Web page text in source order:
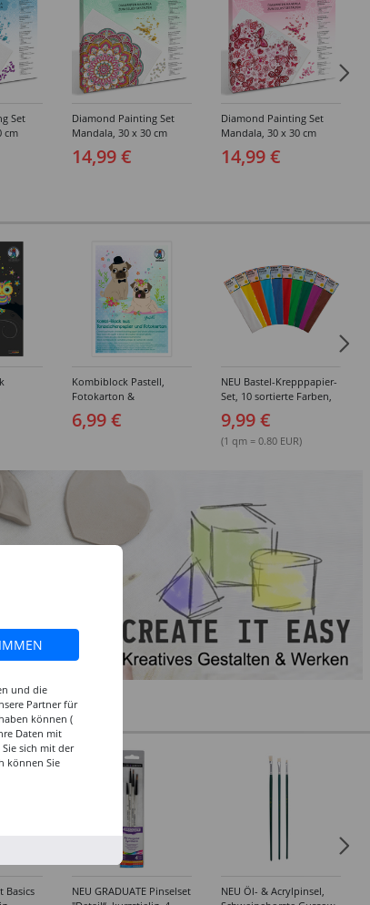
Set
cm
Diamond Painting Set
Mandala, 30 x 30 cm
Keilrahmen mit Zubehör,
Magenta-Mint-Orange
14,99 €
Diamond Painting Set
Mandala, 30 x 30 cm
Keilrahmen mit Zubehör,
Herz
14,99 €
10
Kombiblock Pastell,
Fotokarton &
Tonzeichenpapier, 10 +
10 Blatt, 23 x 33 cm,
6,99 €
NEU Bastel-Krepppapier-
Set, 10 sortierte Farben,
je 50x250cm
9,99 €
(1 qm = 0.80 EUR)
Basics
NEU GRADUATE Pinselset
NEU Öl- & Acrylpinsel,
und die
Partner für
können (
Daten mit
sich mit der
können Sie